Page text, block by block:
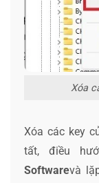
Xóa
Xóa các key
tất, điều
Softwarevà